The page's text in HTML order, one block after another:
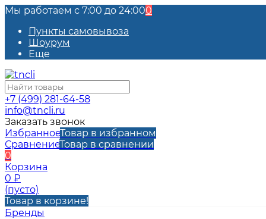
Мы работаем с 7:00 до 24:000
Пункты самовывоза
Шоурум
Еще
+7 (499) 281-64-58
info@tncli.ru
Заказать звонок
ИзбранноеТовар в избранном
СравнениеТовар в сравнении
0
Корзина
0 ₽
(пусто)
Товар в корзине!
Бренды